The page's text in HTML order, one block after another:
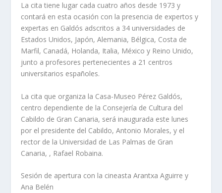
La cita tiene lugar cada cuatro años desde 1973 y
contará en esta ocasión con la presencia de expertos y
expertas en Galdós adscritos a 34 universidades de
Estados Unidos, Japón, Alemania, Bélgica, Costa de
Marfil, Canadá, Holanda, Italia, México y Reino Unido,
junto a profesores pertenecientes a 21 centros
universitarios españoles.
La cita que organiza la Casa-Museo Pérez Galdós,
centro dependiente de la Consejería de Cultura del
Cabildo de Gran Canaria, será inaugurada este lunes
por el presidente del Cabildo, Antonio Morales, y el
rector de la Universidad de Las Palmas de Gran
Canaria, , Rafael Robaina.
Sesión de apertura con la cineasta Arantxa Aguirre y
Ana Belén